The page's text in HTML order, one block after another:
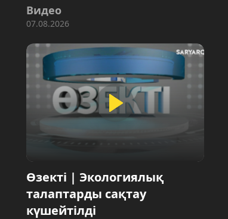
Видео
07.08.2026
Өзекті | Экологиялық
талаптарды сақтау
күшейтілді